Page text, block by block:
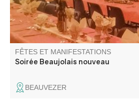
FÊTES ET MANIFESTATIONS
Soirée Beaujolais nouveau
BEAUVEZER